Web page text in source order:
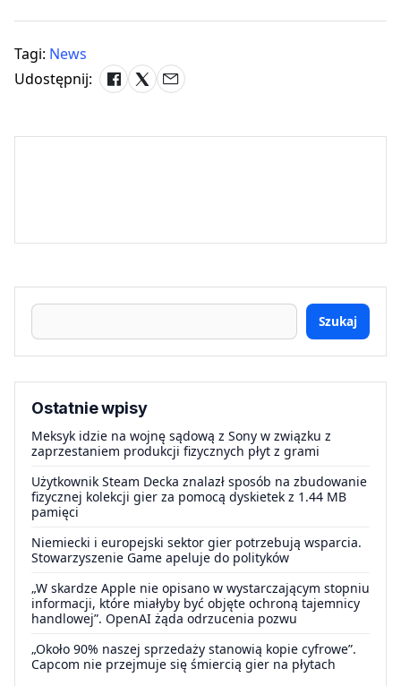
Tagi: News
Udostępnij:
Szukaj
Ostatnie wpisy
Meksyk idzie na wojnę sądową z Sony w związku z
zaprzestaniem produkcji fizycznych płyt z grami
Użytkownik Steam Decka znalazł sposób na zbudowanie
fizycznej kolekcji gier za pomocą dyskietek z 1.44 MB
pamięci
Niemiecki i europejski sektor gier potrzebują wsparcia.
Stowarzyszenie Game apeluje do polityków
„W skardze Apple nie opisano w wystarczającym stopniu
informacji, które miałyby być objęte ochroną tajemnicy
handlowej”. OpenAI żąda odrzucenia pozwu
„Około 90% naszej sprzedaży stanowią kopie cyfrowe”.
Capcom nie przejmuje się śmiercią gier na płytach